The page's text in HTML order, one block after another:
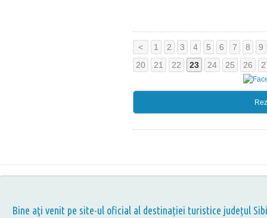
< 1 2 3 4 5 6 7 8
9
20
21 22 23 24 25 26
Bine aţi venit pe site-ul oficial al destinației turistice județul